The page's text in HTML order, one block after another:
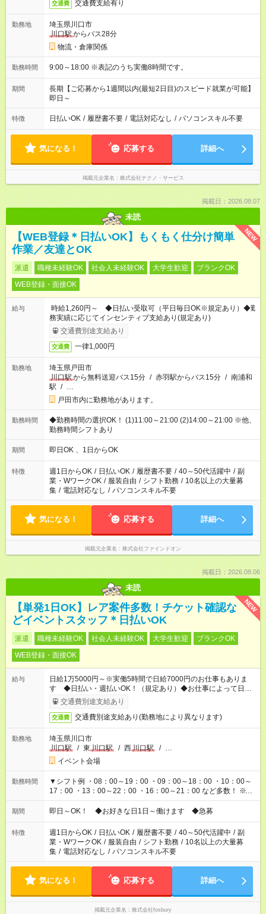
交通費 交通費支給有り
勤務地
埼玉県川口市
川口駅からバス28分
物流・倉庫関係
勤務時間 9:00～18:00 ※表記のうち実働8時間です。
期間
長期【ご応募から1週間以内(最短2日目)のスピード就業が可能】
即日～
特徴 日払いOK / 履歴書不要 / 電話対応なし / パソコンスキル不要
気になる！ 応募する 詳細へ
掲載元企業名 株式会社テクノ・サービス
掲載日：2026.08.07
未読
NEW
【WEB登録＊日払いOK】もくもく仕分け簡単
作業／友達とOK
派遣 職種未経験OK 社会人未経験OK 大学生歓迎
ブランクOK
WEB登録・面接OK
給与
時給1,260円～ ◆日払い受取可（平日毎日OK※規定あり）◆勤
務実績に応じてインセンティブ支給あり(規定あり)
交通費別途支給あり
交通費 一律1,000円
勤務地
埼玉県戸田市
川口駅から無料送迎バス15分 / 赤羽駅からバス15分 / 南浦和
駅 / …
戸田市内に勤務地があります。
勤務時間
◆勤務時間の選択OK！ (1)11:00～21:00 (2)14:00～21:00 ※他、
勤務時間シフトあり
期間 即日OK 、1日からOK
特徴 週1日からOK / 日払いOK / 履歴書不要 / 40～50代活躍中 / 副
業・WワークOK / 服装自由 / シフト勤務 / 10名以上の大量募
集 / 電話対応なし / パソコンスキル不要
気になる！ 応募する 詳細へ
掲載元企業名 株式会社ファインドオン
掲載日：2026.08.06
未読
NEW
【単発1日OK】レア案件多数！チケット確認な
どイベントスタッフ＊日払いOK
派遣 職種未経験OK 社会人未経験OK 大学生歓迎
ブランクOK
WEB登録・面接OK
給与
日給1万5000円～※実働5時間で日給7000円のお仕事もありま
す ◆日払い・週払いOK！（規定あり）◆お仕事によって日給も
異なります
交通費別途支給あり
交通費 交通費別途支給あり(勤務地により異なります)
勤務地
埼玉県川口市
川口駅
/ 東 川口駅 / 西川口駅 / …
イベント会場
勤務時間
▼シフト例 ・08：00～19：00 ・09：00～18：00 ・10：00～
17：00 ・13：00～22：00 ・16：00～21：00 など多数！ ※お
仕事により勤務時間が異なります
期間 即日～OK！ ◆お好きな日1日～働けます ◆急募
特徴 週1日からOK / 日払いOK / 履歴書不要 / 40～50代活躍中 / 副
業・WワークOK / 服装自由 / シフト勤務 / 10名以上の大量募
集 / 電話対応なし / パソコンスキル不要
気になる！ 応募する 詳細へ
掲載元企業名 株式会社fosbury